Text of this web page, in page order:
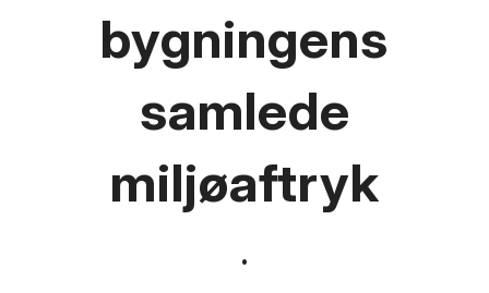
bygningens
samlede
miljøaftryk